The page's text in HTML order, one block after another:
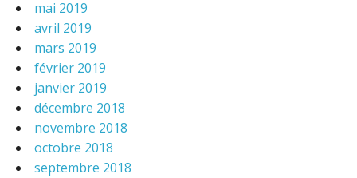
mai 2019
avril 2019
mars 2019
février 2019
janvier 2019
décembre 2018
novembre 2018
octobre 2018
septembre 2018